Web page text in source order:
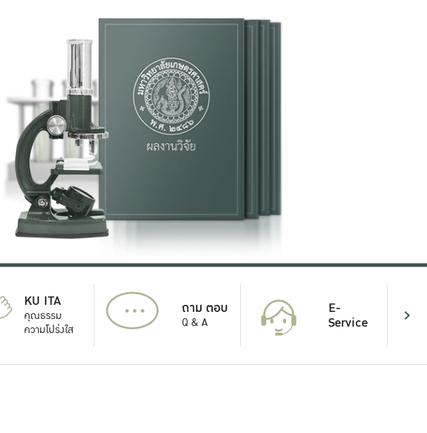
KU ITA
คุณธรรม
ความโปร่งใส
... ถาม ตอบ
Q & A
E-
Service